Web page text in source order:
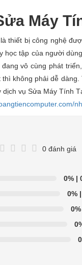
Máy
thiết bị công nghệ
học tập của người
vô cùng phát
không phải dễ
dịch vụ Sửa Máy Tính
0 đánh giá
0% |
0%
0%